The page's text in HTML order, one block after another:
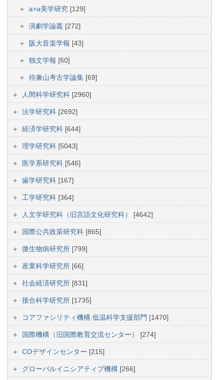
a+a美学研究 [129]
演劇学論叢 [272]
阪大音楽学報 [43]
独文学報 [60]
待兼山考古学論集 [69]
人間科学研究科 [2960]
法学研究科 [2692]
経済学研究科 [644]
理学研究科 [5043]
医学系研究科 [546]
歯学研究科 [167]
工学研究科 [364]
人文学研究科（旧言語文化研究科） [4642]
国際公共政策研究科 [865]
微生物病研究所 [799]
産業科学研究所 [66]
社会経済研究所 [831]
接合科学研究所 [1735]
コアファシリティ機構 低温科学支援部門 [1470]
国際機構（旧国際教育交流センター） [274]
COデザインセンター [215]
グローバルイニシアティブ機構 [266]